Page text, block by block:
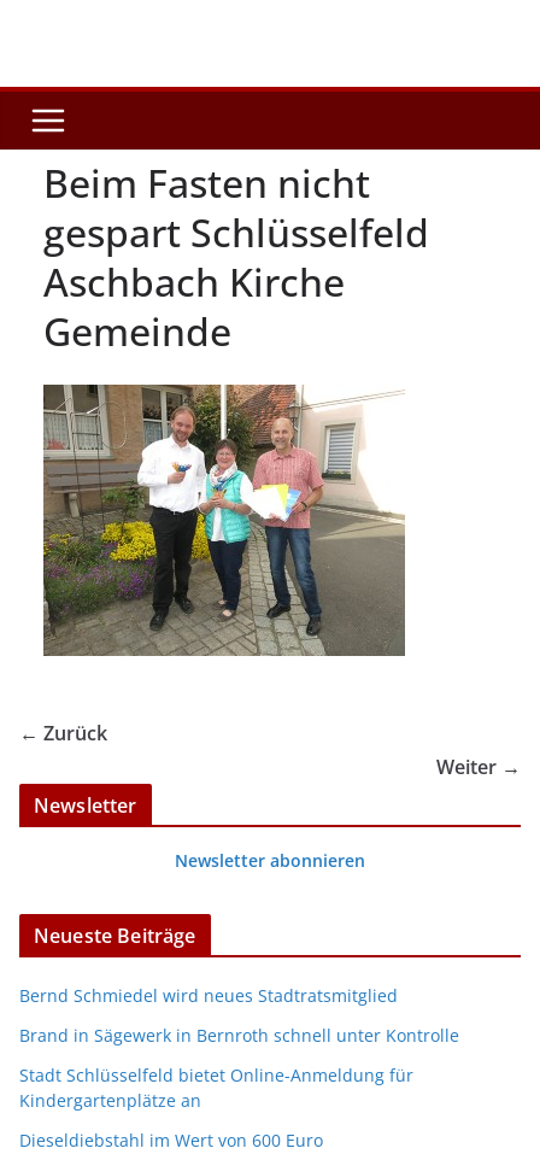
Beim Fasten nicht
gespart Schlüsselfeld
Aschbach Kirche
Gemeinde
← Zurück
Weiter →
Newsletter
Newsletter abonnieren
Neueste Beiträge
Bernd Schmiedel wird neues Stadtratsmitglied
Brand in Sägewerk in Bernroth schnell unter Kontrolle
Stadt Schlüsselfeld bietet Online-Anmeldung für
Kindergartenplätze an
Dieseldiebstahl im Wert von 600 Euro